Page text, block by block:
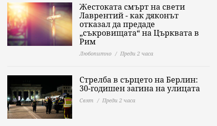
Жестоката смърт на свети
Лаврентий - как дяконът
отказал да предаде
„съкровищата“ на Църквата в
Рим
Любопитно Преди 2 часа
Стрелба в сърцето на Берлин:
30-годишен загина на улицата
Свят Преди 2 часа